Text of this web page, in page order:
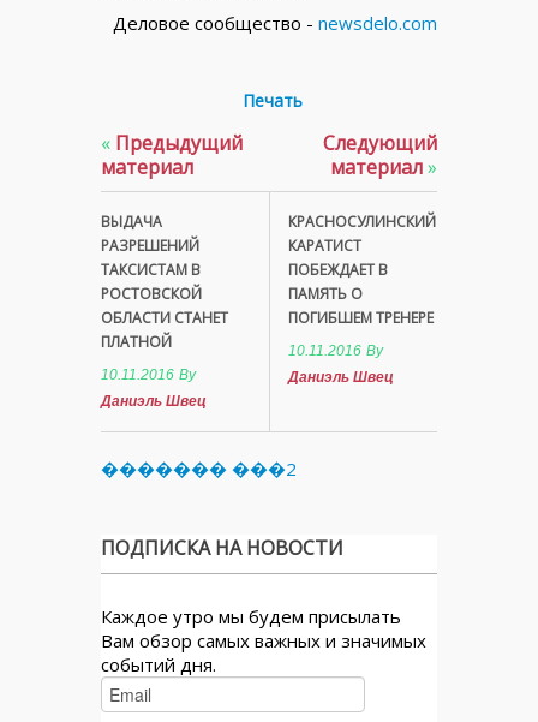
Деловое сообщество - newsdelo.com
Печать
« Предыдущий
материал
ВЫДАЧА
РАЗРЕШЕНИЙ
ТАКСИСТАМ В
РОСТОВСКОЙ
ОБЛАСТИ СТАНЕТ
ПЛАТНОЙ
10.11.2016 By
Даниэль Швец
Следующий
материал»
КРАСНОСУЛИНСКИЙ
КАРАТИСТ
ПОБЕЖДАЕТ В
ПАМЯТЬ О
ПОГИБШЕМ ТРЕНЕРЕ
10.11.2016 By
Даниэль Швец
������� ���2
ПОДПИСКА НА НОВОСТИ
Каждое утро мы будем присылать
Вам обзор самых важных и значимых
событий дня.